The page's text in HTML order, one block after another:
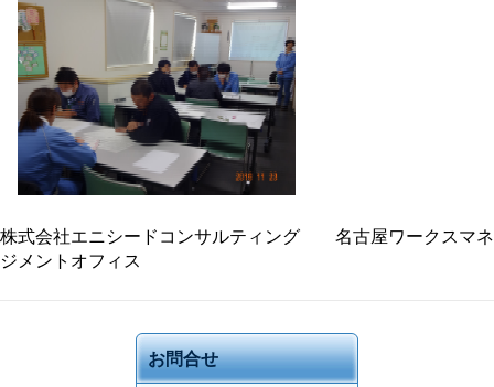
株式会社エニシードコンサルティング 名古屋ワークスマネ
ジメントオフィス
お問合せ